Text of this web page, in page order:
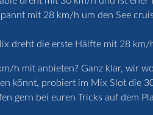
mit 28 km/h um den See
dreht die erste Hälfte mit 28
h mit anbieten? Ganz klar, wir
könnt, probiert im Mix Slot die
gern bei euren Tricks auf dem